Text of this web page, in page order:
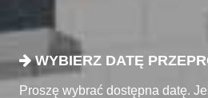
WYBIERZ DATĘ
Proszę wybrać dostępna datę.